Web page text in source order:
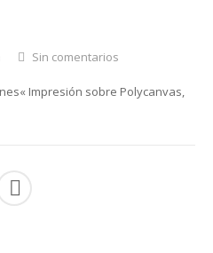
Sin comentarios
Impresión sobre Polycanvas,